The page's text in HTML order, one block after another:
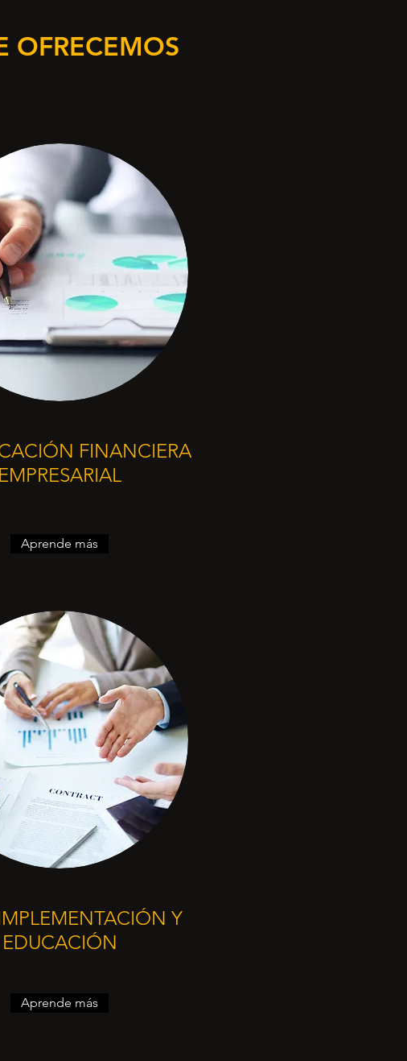
OFRECEMOS
FINANCIERA
EMPRESARIAL
Aprende más
Y
EDUCACIÓN
Aprende más